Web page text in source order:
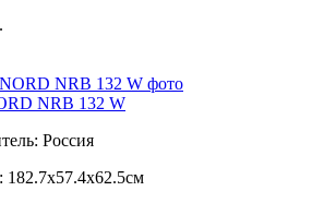
NRB 132 W
Россия